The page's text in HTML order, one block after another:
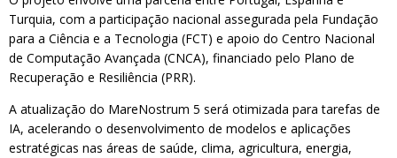
Turquia, com a participação nacional assegurada pela Fundação
para a Ciência e a Tecnologia (FCT) e apoio do Centro Nacional
de Computação Avançada (CNCA), financiado pelo Plano de
Recuperação e Resiliência (PRR).
A atualização do MareNostrum 5 será otimizada para tarefas de
IA, acelerando o desenvolvimento de modelos e aplicações
estratégicas nas áreas de saúde, clima, agricultura, energia,